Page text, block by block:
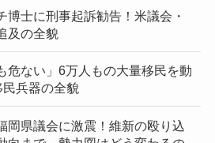
博士に刑事起訴勧告！米議会・
及の全貌
危ない」6万人もの大量移民を動
民兵器の全貌
岡県議会に激震！維新の殴り込